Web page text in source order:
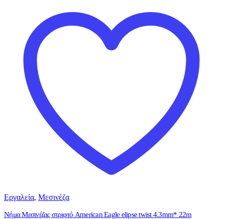
Εργαλεία, Μεσινέζα
Νήμα Μεσινέζας στριφτό American Eagle elipse twist 4.3mm* 22m